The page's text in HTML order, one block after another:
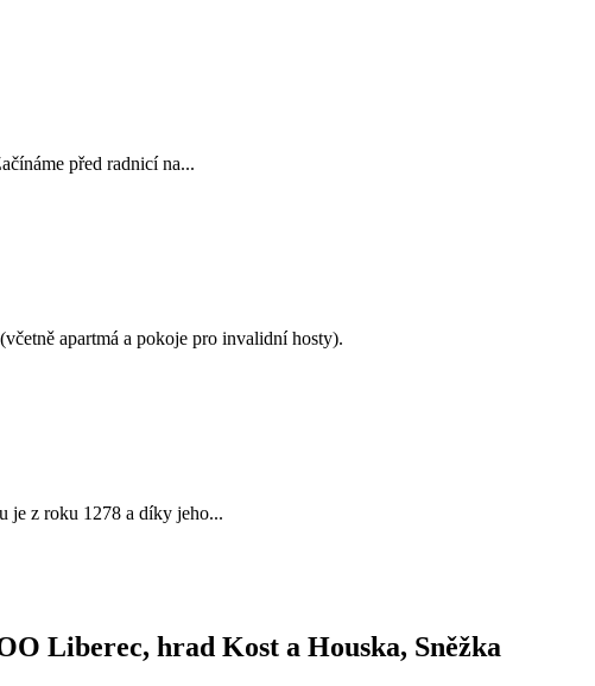
před radnicí na...
apartmá a pokoje pro invalidní hosty).
je z roku 1278 a díky jeho...
Liberec, hrad Kost a Houska, Sněžka